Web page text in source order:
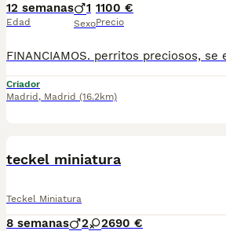
12 semanas
Edad
1
Sexo
1100 €
Precio
Criador
Madrid , Madrid (16.2km)
teckel miniatura
Teckel Miniatura
8 semanas 2 2690 €